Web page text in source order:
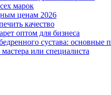
марок
ценам 2026
качество
оптом для бизнеса
сустава: основные
или специалиста